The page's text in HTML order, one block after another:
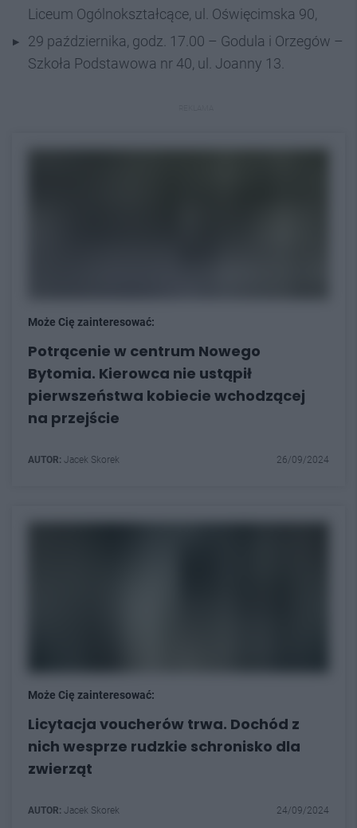
Liceum Ogólnokształcące, ul. Oświęcimska 90,
29 października, godz. 17.00 – Godula i Orzegów –
Szkoła Podstawowa nr 40, ul. Joanny 13.
Może Cię zainteresować:
Potrącenie w centrum Nowego
Bytomia. Kierowca nie ustąpił
pierwszeństwa kobiecie wchodzącej
na przejście
AUTOR: Jacek Skorek 26/09/2024
Może Cię zainteresować:
Licytacja voucherów trwa. Dochód z
nich wesprze rudzkie schronisko dla
zwierząt
AUTOR: Jacek Skorek 24/09/2024